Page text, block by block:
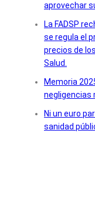
aprovechar
La FADSP
se regula el
precios de
Salud.
Memoria
negligencias
Ni un euro
sanidad